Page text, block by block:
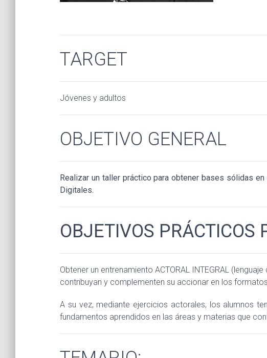
TARGET
Jóvenes y adultos
OBJETIVO GENERAL
Realizar un taller práctico para obtener bases sólidas
Digitales.
OBJETIVOS PRÁCTICOS
Obtener un entrenamiento ACTORAL INTEGRAL
contribuyan y complementen su accionar en los
A su vez, mediante ejercicios actorales, los alumnos
fundamentos aprendidos en las áreas y materias que